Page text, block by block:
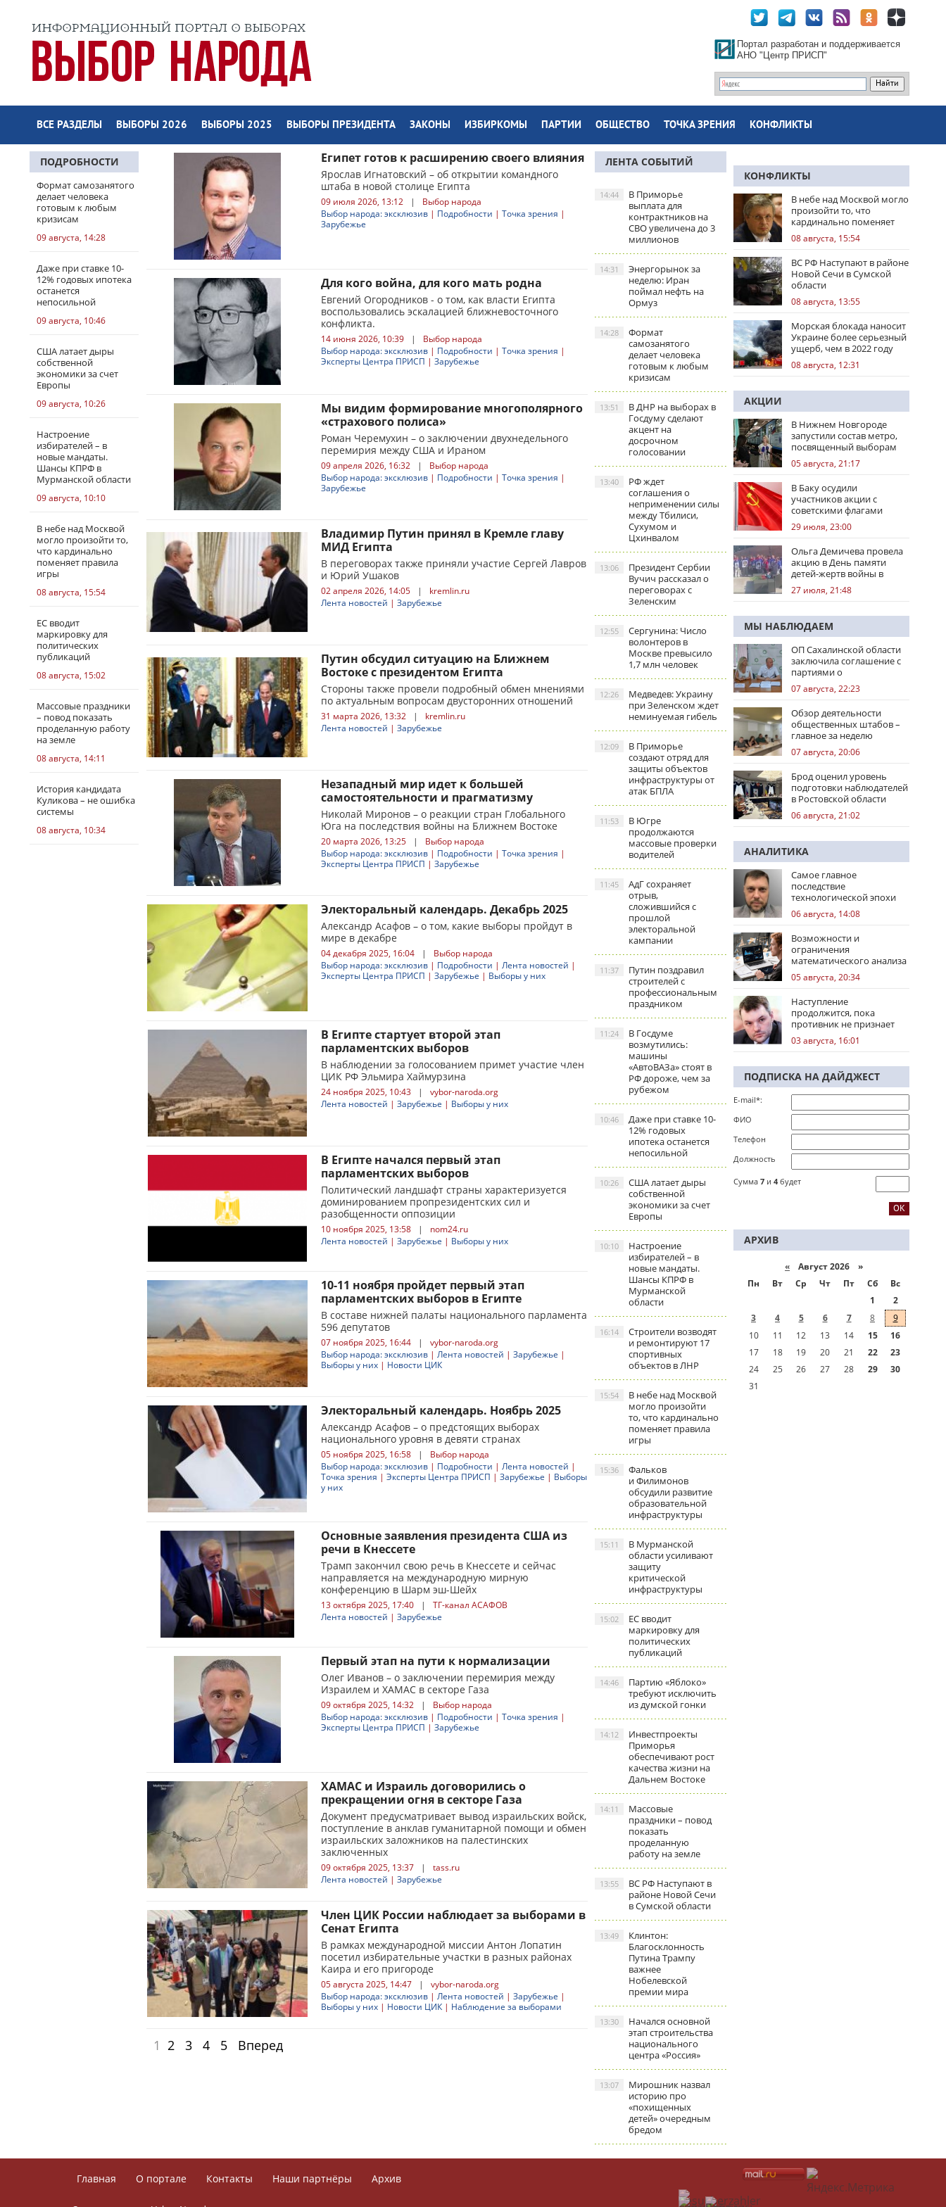
Портал разработан и поддерживается
АНО "Центр ПРИСП"
ВСЕ РАЗДЕЛЫ ВЫБОРЫ 2026 ВЫБОРЫ 2025 ВЫБОРЫ ПРЕЗИДЕНТА ЗАКОНЫ ИЗБИРКОМЫ ПАРТИИ ОБЩЕСТВО ТОЧКА ЗРЕНИЯ КОНФЛИКТЫ
ПОДРОБНОСТИ
Формат самозанятого
делает человека
готовым к любым
кризисам
09 августа, 14:28
Даже при ставке 10-
12% годовых ипотека
останется
непосильной
09 августа, 10:46
США латает дыры
собственной
экономики за счет
Европы
09 августа, 10:26
Настроение
избирателей – в
новые мандаты.
Шансы КПРФ в
Мурманской области
09 августа, 10:10
В небе над Москвой
могло произойти то,
что кардинально
поменяет правила
игры
08 августа, 15:54
ЕС вводит
маркировку для
политических
публикаций
08 августа, 15:02
Массовые праздники
– повод показать
проделанную работу
на земле
08 августа, 14:11
История кандидата
Куликова – не ошибка
системы
08 августа, 10:34
Египет готов к расширению своего влияния
Ярослав Игнатовский – об открытии командного
штаба в новой столице Египта
09 июля 2026, 13:12 |
Выбор народа
Выбор народа: эксклюзив | Подробности | Точка зрения |
Зарубежье
Для кого война, для кого мать родна
Евгений Огородников - о том, как власти Египта
воспользовались эскалацией ближневосточного
конфликта.
14 июня 2026, 10:39 |
Выбор народа
Выбор народа: эксклюзив | Подробности | Точка зрения |
Эксперты Центра ПРИСП | Зарубежье
Мы видим формирование многополярного
«страхового полиса»
Роман Черемухин – о заключении двухнедельного
перемирия между США и Ираном
09 апреля 2026, 16:32 |
Выбор народа
Выбор народа: эксклюзив | Подробности | Точка зрения |
Зарубежье
Владимир Путин принял в Кремле главу
МИД Египта
В переговорах также приняли участие Сергей Лавров
и Юрий Ушаков
02 апреля 2026, 14:05 |
kremlin.ru
Лента новостей | Зарубежье
Путин обсудил ситуацию на Ближнем
Востоке с президентом Египта
Стороны также провели подробный обмен мнениями
по актуальным вопросам двусторонних отношений
31 марта 2026, 13:32 |
kremlin.ru
Лента новостей | Зарубежье
Незападный мир идет к большей
самостоятельности и прагматизму
Николай Миронов – о реакции стран Глобального
Юга на последствия войны на Ближнем Востоке
20 марта 2026, 13:25 |
Выбор народа
Выбор народа: эксклюзив | Подробности | Точка зрения |
Эксперты Центра ПРИСП | Зарубежье
Электоральный календарь. Декабрь 2025
Александр Асафов – о том, какие выборы пройдут в
мире в декабре
04 декабря 2025, 16:04 |
Выбор народа
Выбор народа: эксклюзив | Подробности | Лента новостей |
Эксперты Центра ПРИСП | Зарубежье | Выборы у них
В Египте стартует второй этап
парламентских выборов
В наблюдении за голосованием примет участие член
ЦИК РФ Эльмира Хаймурзина
24 ноября 2025, 10:43 |
vybor-naroda.org
Лента новостей | Зарубежье | Выборы у них
В Египте начался первый этап
парламентских выборов
Политический ландшафт страны характеризуется
доминированием пропрезидентских сил и
разобщенности оппозиции
10 ноября 2025, 13:58 |
nom24.ru
Лента новостей | Зарубежье | Выборы у них
10-11 ноября пройдет первый этап
парламентских выборов в Египте
В составе нижней палаты национального парламента
596 депутатов
07 ноября 2025, 16:44 |
vybor-naroda.org
Выбор народа: эксклюзив | Лента новостей | Зарубежье |
Выборы у них | Новости ЦИК
Электоральный календарь. Ноябрь 2025
Александр Асафов – о предстоящих выборах
национального уровня в девяти странах
05 ноября 2025, 16:58 |
Выбор народа
Выбор народа: эксклюзив | Подробности | Лента новостей |
Точка зрения | Эксперты Центра ПРИСП | Зарубежье | Выборы
у них
Основные заявления президента США из
речи в Кнессете
Трамп закончил свою речь в Кнессете и сейчас
направляется на международную мирную
конференцию в Шарм эш-Шейх
13 октября 2025, 17:40 |
ТГ-канал АСАФОВ
Лента новостей | Зарубежье
Первый этап на пути к нормализации
Олег Иванов – о заключении перемирия между
Израилем и ХАМАС в секторе Газа
09 октября 2025, 14:32 |
Выбор народа
Выбор народа: эксклюзив | Подробности | Точка зрения |
Эксперты Центра ПРИСП | Зарубежье
ХАМАС и Израиль договорились о
прекращении огня в секторе Газа
Документ предусматривает вывод израильских войск,
поступление в анклав гуманитарной помощи и обмен
израильских заложников на палестинских
заключенных
09 октября 2025, 13:37 |
tass.ru
Лента новостей | Зарубежье
Член ЦИК России наблюдает за выборами в
Сенат Египта
В рамках международной миссии Антон Лопатин
посетил избирательные участки в разных районах
Каира и его пригороде
05 августа 2025, 14:47 |
vybor-naroda.org
Выбор народа: эксклюзив | Лента новостей | Зарубежье |
Выборы у них | Новости ЦИК | Наблюдение за выборами
1 2 3 4 5 Вперед
ЛЕНТА СОБЫТИЙ
В Приморье
выплата для
контрактников на
СВО увеличена до 3
миллионов
14:44
Энергорынок за
неделю: Иран
поймал нефть на
Ормуз
14:31
Формат
самозанятого
делает человека
готовым к любым
кризисам
14:28
В ДНР на выборах в
Госдуму сделают
акцент на
досрочном
голосовании
13:51
РФ ждет
соглашения о
неприменении силы
между Тбилиси,
Сухумом и
Цхинвалом
13:40
Президент Сербии
Вучич рассказал о
переговорах с
Зеленским
13:06
Сергунина: Число
волонтеров в
Москве превысило
1,7 млн человек
12:55
Медведев: Украину
при Зеленском ждет
неминуемая гибель
12:26
В Приморье
создают отряд для
защиты объектов
инфраструктуры от
атак БПЛА
12:09
В Югре
продолжаются
массовые проверки
водителей
11:53
АдГ сохраняет
отрыв,
сложившийся с
прошлой
электоральной
кампании
11:45
Путин поздравил
строителей с
профессиональным
праздником
11:37
В Госдуме
возмутились:
машины
«АвтоВАЗа» стоят в
РФ дороже, чем за
рубежом
11:24
Даже при ставке 10-
12% годовых
ипотека останется
непосильной
10:46
США латает дыры
собственной
экономики за счет
Европы
10:26
Настроение
избирателей – в
новые мандаты.
Шансы КПРФ в
Мурманской
области
10:10
Строители возводят
и ремонтируют 17
спортивных
объектов в ЛНР
16:14
В небе над Москвой
могло произойти
то, что кардинально
поменяет правила
игры
15:54
Фальков
и Филимонов
обсудили развитие
образовательной
инфраструктуры
15:36
В Мурманской
области усиливают
защиту
критической
инфраструктуры
15:11
ЕС вводит
маркировку для
политических
публикаций
15:02
Партию «Яблоко»
требуют исключить
из думской гонки
14:46
Инвестпроекты
Приморья
обеспечивают рост
качества жизни на
Дальнем Востоке
14:12
Массовые
праздники – повод
показать
проделанную
работу на земле
14:11
ВС РФ Наступают в
районе Новой Сечи
в Сумской области
13:55
Клинтон:
Благосклонность
Путина Трампу
важнее
Нобелевской
премии мира
13:49
Начался основной
этап строительства
национального
центра «Россия»
13:30
Мирошник назвал
историю про
«похищенных
детей» очередным
бредом
13:07
КОНФЛИКТЫ
В небе над Москвой могло
произойти то, что
кардинально поменяет
правила игры
08 августа, 15:54
ВС РФ Наступают в районе
Новой Сечи в Сумской
области
08 августа, 13:55
Морская блокада наносит
Украине более серьезный
ущерб, чем в 2022 году
08 августа, 12:31
АКЦИИ
В Нижнем Новгороде
запустили состав метро,
посвященный выборам
05 августа, 21:17
В Баку осудили
участников акции с
советскими флагами
29 июля, 23:00
Ольга Демичева провела
акцию в День памяти
детей-жертв войны в
Донбассе
27 июля, 21:48
МЫ НАБЛЮДАЕМ
ОП Сахалинской области
заключила соглашение с
партиями о
сотрудничестве на
выборах
07 августа, 22:23
Обзор деятельности
общественных штабов –
главное за неделю
07 августа, 20:06
Брод оценил уровень
подготовки наблюдателей
в Ростовской области
06 августа, 21:02
АНАЛИТИКА
Самое главное
последствие
технологической эпохи
06 августа, 14:08
Возможности и
ограничения
математического анализа
избирательных кампаний
05 августа, 20:34
Наступление
продолжится, пока
противник не признает
стратегическое
поражение
03 августа, 16:01
ПОДПИСКА НА ДАЙДЖЕСТ
E-mail*:
ФИО
Телефон
Должность
Сумма 7 и 4 будет
АРХИВ
« Август 2026 »
Пн
Вт Ср Чт Пт Сб
Вс
1
2
3
4 5 6 7 8
9
10
11 12 13 14 15
16
17
18 19 20 21 22
23
24
25 26 27 28 29
30
31
Главная О портале Контакты Наши партнёры Архив